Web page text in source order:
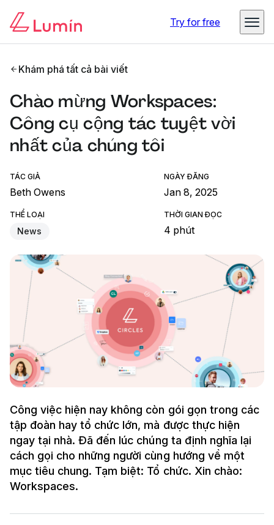
Try for free
Khám phá tất cả bài viết
Chào mừng Workspaces:
Công cụ cộng tác tuyệt vời
nhất của chúng tôi
TÁC GIẢ
Beth Owens
NGÀY ĐĂNG
Jan 8, 2025
THỂ LOẠI
News
THỜI GIAN ĐỌC
4 phút
Công việc hiện nay không còn gói gọn trong các
tập đoàn hay tổ chức lớn, mà được thực hiện
ngay tại nhà. Đã đến lúc chúng ta định nghĩa lại
cách gọi cho những người cùng hướng về một
mục tiêu chung. Tạm biệt: Tổ chức. Xin chào:
Workspaces.